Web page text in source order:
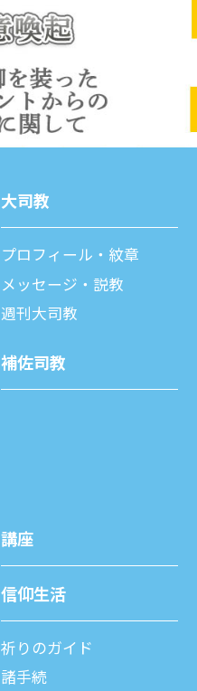
⼤司教
プロフィール・紋章
メッセージ・説教
週刊⼤司教
補佐司教
講座
信仰⽣活
祈りのガイド
諸⼿続